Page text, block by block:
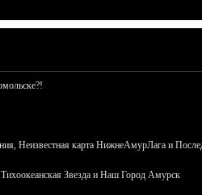
Неизвестная карта НижнеАмурЛага и
Звезда и Наш Город Амурск